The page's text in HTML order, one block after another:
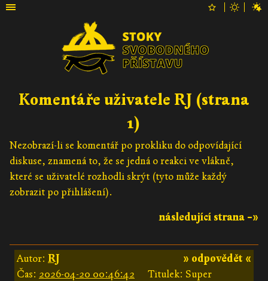
Komentáře uživatele RJ (strana
1)
Nezobrazí-li se komentář po prokliku do odpovídající
diskuse, znamená to, že se jedná o reakci ve vlákně,
které se uživatelé rozhodli skrýt (tyto může každý
zobrazit po přihlášení).
následující strana –»
» odpovědět «
Autor: RJ
Čas: 2026-04-20 00:46:42
Titulek: Super